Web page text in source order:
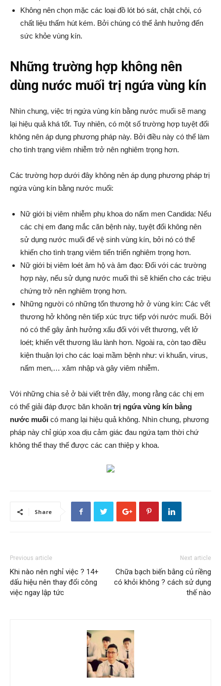
Không nên chọn mặc các loại đồ lót bó sát, chật chội, có
chất liệu thấm hút kém. Bởi chúng có thể ảnh hưởng đến
sức khỏe vùng kín.
Những trường hợp không nên
dùng nước muối trị ngứa vùng kín
Nhìn chung, việc trị ngứa vùng kín bằng nước muối sẽ mang
lại hiệu quả khá tốt. Tuy nhiên, có một số trường hợp tuyệt đối
không nên áp dụng phương pháp này. Bởi điều này có thể làm
cho tình trạng viêm nhiễm trở nên nghiêm trọng hơn.
Các trường hợp dưới đây không nên áp dụng phương pháp trị
ngứa vùng kín bằng nước muối:
Nữ giới bị viêm nhiễm phụ khoa do nấm men Candida: Nếu
các chị em đang mắc căn bệnh này, tuyệt đối không nên
sử dụng nước muối để vệ sinh vùng kín, bởi nó có thể
khiến cho tình trạng viêm tiến triển nghiêm trọng hơn.
Nữ giới bị viêm loét âm hộ và âm đạo: Đối với các trường
hợp này, nếu sử dụng nước muối thì sẽ khiến cho các triệu
chứng trở nên nghiêm trọng hơn.
Những người có những tổn thương hở ở vùng kín: Các vết
thương hở không nên tiếp xúc trực tiếp với nước muối. Bởi
nó có thể gây ảnh hưởng xấu đối với vết thương, vết lở
loét; khiến vết thương lâu lành hơn. Ngoài ra, còn tạo điều
kiện thuận lợi cho các loại mầm bệnh như: vi khuẩn, virus,
nấm men,… xâm nhập và gây viêm nhiễm.
Với những chia sẻ ở bài viết trên đây, mong rằng các chị em
có thể giải đáp được băn khoăn trị ngứa vùng kín bằng
nước muối có mang lại hiệu quả không. Nhìn chung, phương
pháp này chỉ giúp xoa dịu cảm giác đau ngứa tạm thời chứ
không thể thay thế được các can thiệp y khoa.
Share
Previous article
Khi nào nên nghỉ việc ? 14+
dấu hiệu nên thay đổi công
việc ngay lập tức
Next article
Chữa bạch biến bằng củ riềng
có khỏi không ? cách sử dụng
thế nào